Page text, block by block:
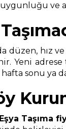
ve
düzen, hız
Yeni
sonu ya
Taşıma